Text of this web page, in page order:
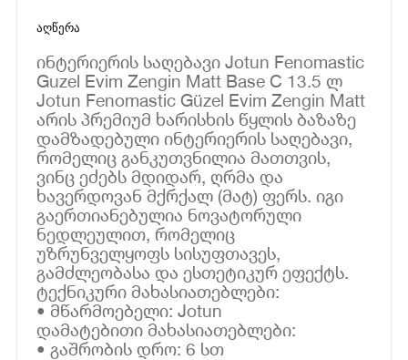
აღწერა
ინტერიერის საღებავი Jotun Fenomastic
Guzel Evim Zengin Matt Base C 13.5 ლ
Jotun Fenomastic Güzel Evim Zengin Matt
არის პრემიუმ ხარისხის წყლის ბაზაზე
დამზადებული ინტერიერის საღებავი,
რომელიც განკუთვნილია მათთვის,
ვინც ეძებს მდიდარ, ღრმა და
ხავერდოვან მქრქალ (მატ) ფერს. იგი
გაერთიანებულია ნოვატორული
ნედლეულით, რომელიც
უზრუნველყოფს სისუფთავეს,
გამძლეობასა და ესთეტიკურ ეფექტს.
ტექნიკური მახასიათებლები:
• მწარმოებელი: Jotun
დამატებითი მახასიათებლები:
• გაშრობის დრო: 6 სთ